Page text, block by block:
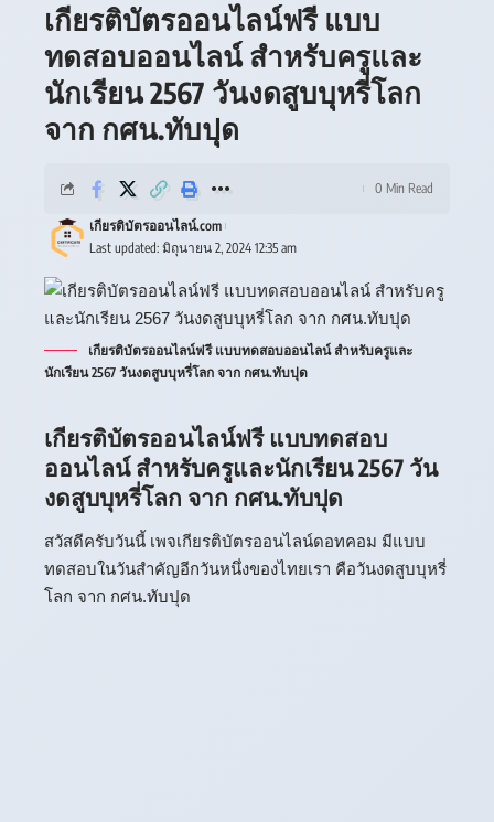
เกียรติบัตรออนไลน์ฟรี แบบ
ทดสอบออนไลน์ สำหรับครูและ
นักเรียน 2567 วันงดสูบบุหรี่โลก
จาก กศน.ทับปุด
Last updated: มิถุนายน 2, 2024 12:35 am
เกียรติบัตรออนไลน์.com
0 Min Read
เกียรติบัตรออนไลน์ฟรี แบบทดสอบออนไลน์ สำหรับครูและ
นักเรียน 2567 วันงดสูบบุหรี่โลก จาก กศน.ทับปุด
เกียรติบัตรออนไลน์ฟรี แบบทดสอบ
ออนไลน์ สำหรับครูและนักเรียน 2567 วัน
งดสูบบุหรี่โลก จาก กศน.ทับปุด
สวัสดีครับวันนี้ เพจเกียรติบัตรออนไลน์ดอทคอม มีแบบ
ทดสอบในวันสำคัญอีกวันหนึ่งของไทยเรา คือวันงดสูบบุหรี่
โลก จาก กศน.ทับปุด